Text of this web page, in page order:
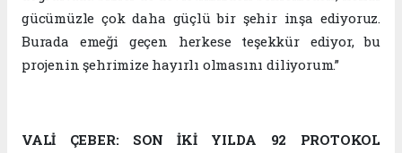
gücümüzle çok daha güçlü bir şehir inşa ediyoruz.
Burada emeği geçen herkese teşekkür ediyor, bu
projenin şehrimize hayırlı olmasını diliyorum.”
VALİ ÇEBER: SON İKİ YILDA 92 PROTOKOL